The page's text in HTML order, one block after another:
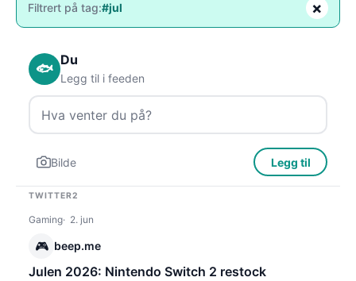
Filtrert på tag:#jul ×
🐟
Du
Legg til i feeden
Bilde Legg til
TWITTER2
Gaming 2. jun
🎮 beep.me
Julen 2026: Nintendo Switch 2 restock